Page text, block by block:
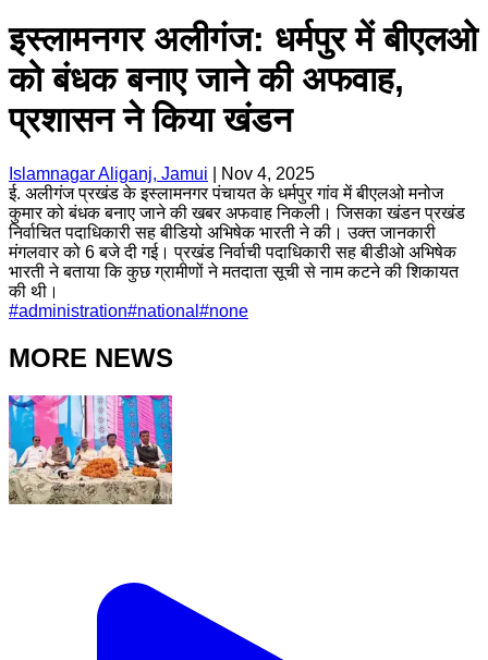
इस्लामनगर अलीगंज: धर्मपुर में बीएलओ
को बंधक बनाए जाने की अफवाह,
प्रशासन ने किया खंडन
Islamnagar Aliganj, Jamui
Nov 4, 2025
ई. अलीगंज प्रखंड के इस्लामनगर पंचायत के धर्मपुर गांव में बीएलओ मनोज
कुमार को बंधक बनाए जाने की खबर अफवाह निकली। जिसका खंडन प्रखंड
निर्वाचित पदाधिकारी सह बीडियो अभिषेक भारती ने की। उक्त जानकारी
मंगलवार को 6 बजे दी गई। प्रखंड निर्वाची पदाधिकारी सह बीडीओ अभिषेक
भारती ने बताया कि कुछ ग्रामीणों ने मतदाता सूची से नाम कटने की शिकायत
की थी।
#administration#national #none
MORE NEWS